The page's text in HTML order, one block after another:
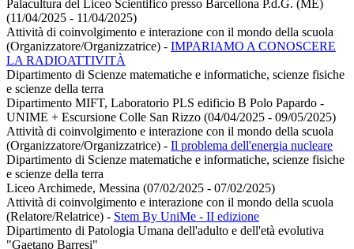
Palacultura del Liceo Scientifico presso Barcellona P.d.G. (ME)
(11/04/2025 - 11/04/2025)
Attività di coinvolgimento e interazione con il mondo della scuola
(Organizzatore/Organizzatrice) - IMPARIAMO A CONOSCERE
LA RADIOATTIVITÀ
Dipartimento di Scienze matematiche e informatiche, scienze fisiche
e scienze della terra
Dipartimento MIFT, Laboratorio PLS edificio B Polo Papardo -
UNIME + Escursione Colle San Rizzo (04/04/2025 - 09/05/2025)
Attività di coinvolgimento e interazione con il mondo della scuola
(Organizzatore/Organizzatrice) - Il problema dell'energia nucleare
Dipartimento di Scienze matematiche e informatiche, scienze fisiche
e scienze della terra
Liceo Archimede, Messina (07/02/2025 - 07/02/2025)
Attività di coinvolgimento e interazione con il mondo della scuola
(Relatore/Relatrice) - Stem By UniMe - II edizione
Dipartimento di Patologia Umana dell'adulto e dell'età evolutiva
"Gaetano Barresi"